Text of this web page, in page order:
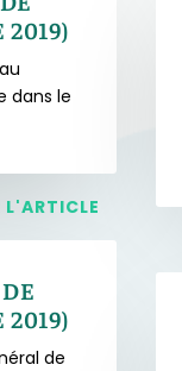
2019)
dans le
L'ARTICLE
2019)
de